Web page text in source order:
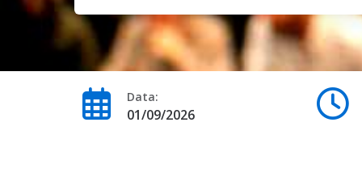
Data:
01/09/2026